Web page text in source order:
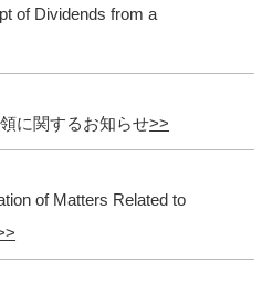
of Dividends from a
に関するお知らせ
of Matters Related to